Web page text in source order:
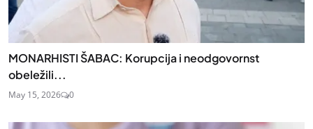
MONARHISTI ŠABAC: Korupcija i neodgovornst
obeležili...
May 15, 2026 0